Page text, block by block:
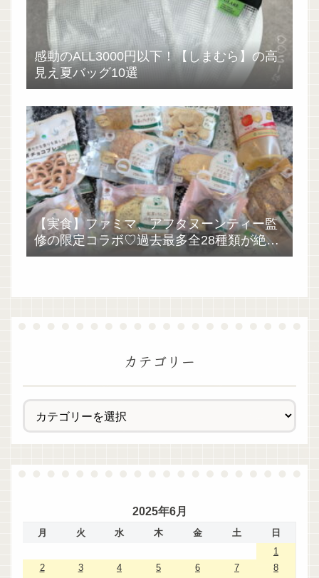
感動のALL3000円以下！【しまむら】の高
見え夏バッグ10選
【実食】ファミマ、アフタヌーンティー監
修の限定コラボ♡過去最多全28種類が絶品
過ぎた！
カテゴリー
2025年6月
月 火 水 木 金 土
日
1
2
3 4 5 6 7
8